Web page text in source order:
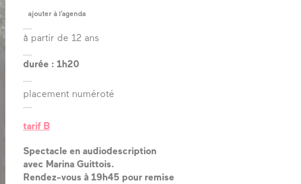
ajouter à l’agenda
à partir de 12 ans
durée : 1h20
placement numéroté
tarif B
Spectacle en audiodescription
avec Marina Guittois.
Rendez-vous à 19h45 pour remise